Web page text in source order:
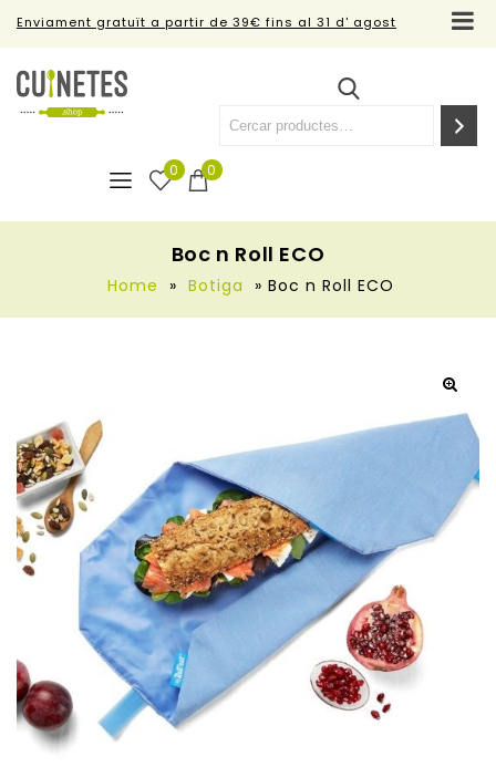
Enviament gratuït a partir de 39€ fins al 31 d' agost
0
0
Boc n Roll ECO
Home » Botiga » Boc n Roll ECO
🔍